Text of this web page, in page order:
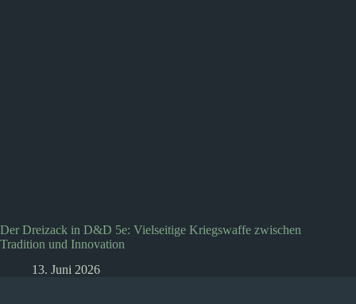
Der Dreizack in D&D 5e: Vielseitige Kriegswaffe zwischen
Tradition und Innovation
13. Juni 2026